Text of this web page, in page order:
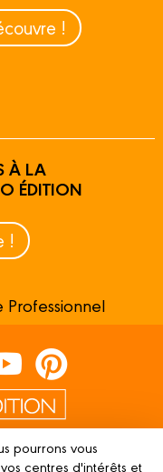
!
À LA
ÉDITION
!
pourrons vous
centres d'intérêts et